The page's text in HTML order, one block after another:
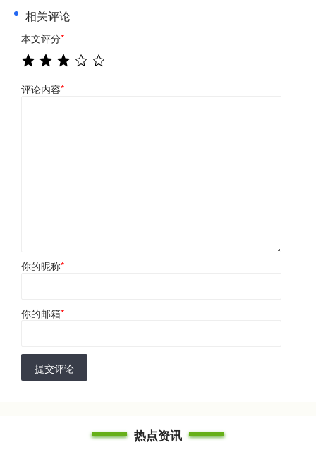
相关评论
本文评分*
评论内容*
你的昵称*
你的邮箱*
提交评论
热点资讯